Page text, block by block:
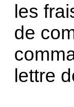
les
de
lettre